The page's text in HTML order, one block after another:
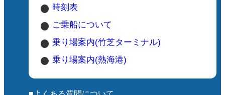
時刻表
ご乗船について
乗り場案内(竹芝ターミナル)
乗り場案内(熱海港)